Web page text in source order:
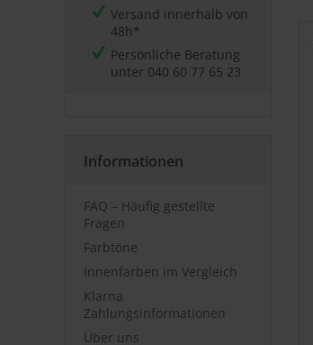
Versand innerhalb von
48h*
Persönliche Beratung
unter 040 60 77 65 23
Informationen
FAQ – Häufig gestellte
Fragen
Farbtöne
Innenfarben im Vergleich
Klarna
Zahlungsinformationen
Über uns